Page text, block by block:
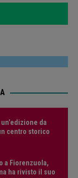
da
centro storico
a Fiorenzuola,
ha rivisto il suo